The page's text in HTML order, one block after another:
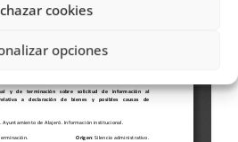
cookies
opciones